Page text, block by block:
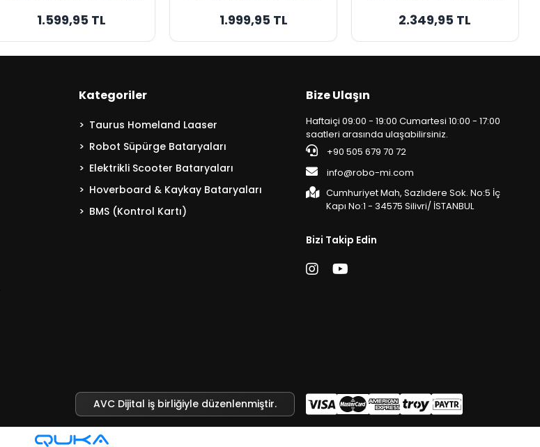
Kapasite
1.599,95 TL
Kapasite
1.999,95 TL
Maksimum Kapasite
2.349,95 TL
Kategoriler
Taurus Homeland Laaser
Robot Süpürge Bataryaları
Elektrikli Scooter Bataryaları
Hoverboard & Kaykay Bataryaları
BMS (Kontrol Kartı)
Bize Ulaşın
Haftaiçi 09:00 - 19:00 Cumartesi 10:00 - 17:00
saatleri arasında ulaşabilirsiniz.
+90 505 679 70 72
info@robo-mi.com
Cumhuriyet Mah, Sazlıdere Sok. No:5 İç
Kapı No:1 - 34575 Silivri/ İSTANBUL
Bizi Takip Edin
AVC Dijital iş birliğiyle düzenlenmiştir.